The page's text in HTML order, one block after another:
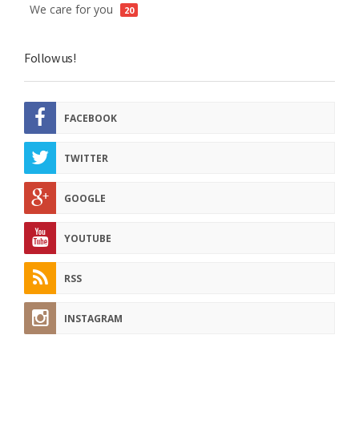
We care for you 20
Follow us!
FACEBOOK
TWITTER
GOOGLE
YOUTUBE
RSS
INSTAGRAM